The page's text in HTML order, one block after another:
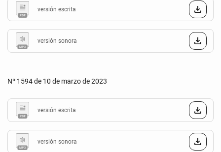
versión escrita
versión sonora
Nº 1594 de 10 de marzo de 2023
versión escrita
versión sonora